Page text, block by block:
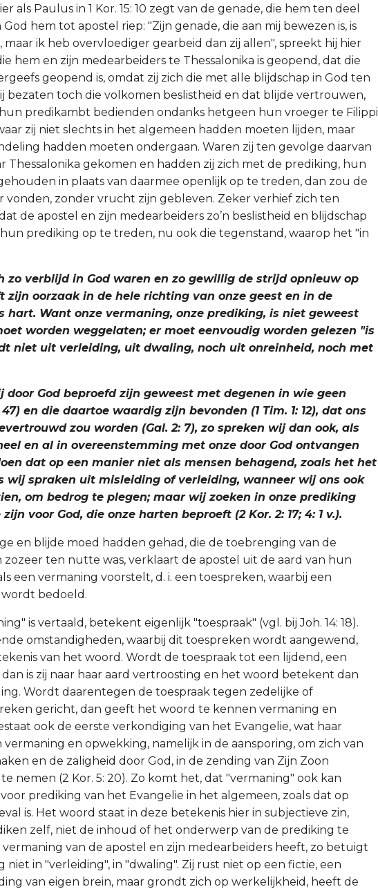
als Paulus in 1 Kor. 15: 10 zegt van de genade, die hem ten deel
hem tot apostel riep: "Zijn genade, die aan mij bewezen is, is
maar ik heb overvloediger gearbeid dan zij allen", spreekt hij hier
hem en zijn medearbeiders te Thessalonika is geopend, dat die
geopend is, omdat zij zich die met alle blijdschap in God ten
bezaten toch die volkomen beslistheid en dat blijde vertrouwen,
predikambt bedienden ondanks hetgeen hun vroeger te Filippi
zij niet slechts in het algemeen hadden moeten lijden, maar
hadden moeten ondergaan. Waren zij ten gevolge daarvan
Thessalonika gekomen en hadden zij zich met de prediking, hun
in plaats van daarmee openlijk op te treden, dan zou de
vonden, zonder vrucht zijn gebleven. Zeker verhief zich ten
de apostel en zijn medearbeiders zo’n beslistheid en blijdschap
prediking op te treden, nu ook die tegenstand, waarop het "in
zo verblijd in God waren en zo gewillig de strijd opnieuw op
zijn oorzaak in de hele richting van onze geest en in de
hart. Want onze vermaning, onze prediking, is niet geweest
worden weggelaten; er moet eenvoudig worden gelezen "is
niet uit verleiding, uit dwaling, noch uit onreinheid, noch met
door God beproefd zijn geweest met degenen in wie geen
en die daartoe waardig zijn bevonden (1 Tim. 1: 12), dat ons
zou worden (Gal. 2: 7), zo spreken wij dan ook, als
en al in overeenstemming met onze door God ontvangen
dat op een manier niet als mensen behagend, zoals het het
wij spraken uit misleiding of verleiding, wanneer wij ons ook
om bedrog te plegen; maar wij zoeken in onze prediking
voor God, die onze harten beproeft (2 Kor. 2: 17; 4: 1 v.).
en blijde moed hadden gehad, die de toebrenging van de
zozeer ten nutte was, verklaart de apostel uit de aard van hun
een vermaning voorstelt, d. i. een toespreken, waarbij een
bedoeld.
is vertaald, betekent eigenlijk "toespraak" (vgl. bij Joh. 14: 18).
omstandigheden, waarbij dit toespreken wordt aangewend,
van het woord. Wordt de toespraak tot een lijdend, een
is zij naar haar aard vertroosting en het woord betekent dan
Wordt daarentegen de toespraak tegen zedelijke of
gericht, dan geeft het woord te kennen vermaning en
ook de eerste verkondiging van het Evangelie, wat haar
vermaning en opwekking, namelijk in de aansporing, om zich van
en de zaligheid door God, in de zending van Zijn Zoon
nemen (2 Kor. 5: 20). Zo komt het, dat "vermaning" ook kan
prediking van het Evangelie in het algemeen, zoals dat op
is. Het woord staat in deze betekenis hier in subjectieve zin,
zelf, niet de inhoud of het onderwerp van de prediking te
van de apostel en zijn medearbeiders heeft, zo betuigt
niet in "verleiding", in "dwaling". Zij rust niet op een fictie, een
van eigen brein, maar grondt zich op werkelijkheid, heeft de